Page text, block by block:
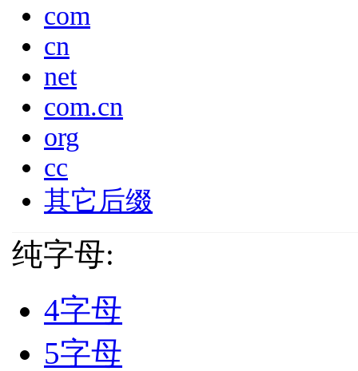
com
cn
net
com.cn
org
cc
其它后缀
纯字母:
4字母
5字母